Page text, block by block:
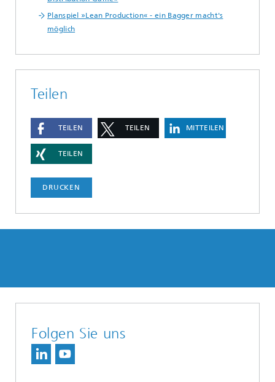
Planspiel »Lean Production« - ein Bagger macht's
möglich
Teilen
TEILEN TEILEN MITTEILEN
TEILEN
DRUCKEN
Folgen Sie uns